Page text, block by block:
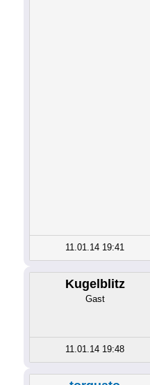
11.01.14 19:41
Kugelblitz
Gast
11.01.14 19:48